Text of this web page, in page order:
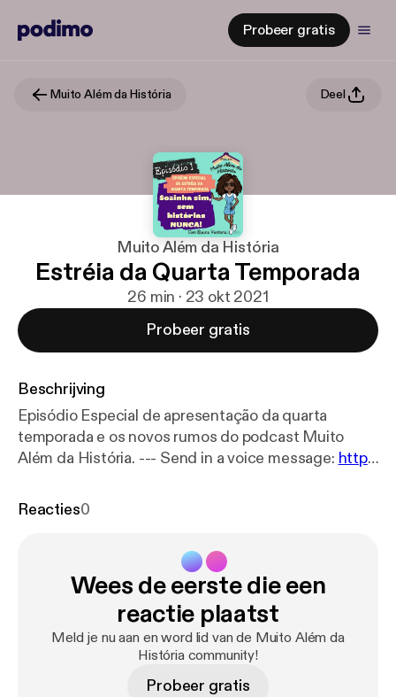
Probeer gratis
Muito Além da História Deel
Muito Além da História
Estréia da Quarta Temporada
26 min · 23 okt 2021
Probeer gratis
Beschrijving
Episódio Especial de apresentação da quarta
temporada e os novos rumos do podcast Muito
Além da História. --- Send in a voice message: http
Reacties0
Wees de eerste die een
reactie plaatst
Meld je nu aan en word lid van de Muito Além da
História community!
Probeer gratis